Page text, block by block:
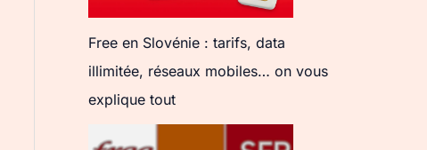
Free en Slovénie : tarifs, data
illimitée, réseaux mobiles… on vous
explique tout